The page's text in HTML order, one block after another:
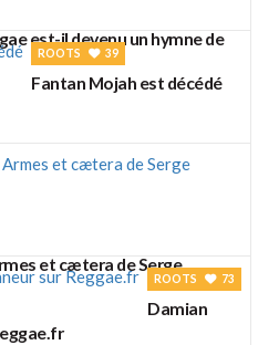
est-il devenu un hymne de
ROOTS 39
Fantan Mojah est décédé
et cætera de Serge
ROOTS 73
Damian